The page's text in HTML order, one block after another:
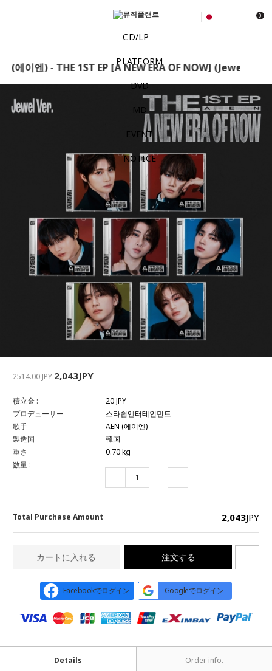
0
CD/LP
PLATFORM
DVD
MD
EVENT
NOTICE
(에이엔) - THE 1ST EP [A NEW ERA OF NOW] (Jewel
2514.00 JPY2,043JPY
積立金 :
20 JPY
プロデューサー
스타쉽엔터테인먼트
歌手
AEN (에이엔)
製造国
韓国
重さ
0.70 kg
数量 :
Total Purchase Amount 2,043JPY
カートに入れる 注文する
Facebookでログイン Googleでログイン
Details Order info.